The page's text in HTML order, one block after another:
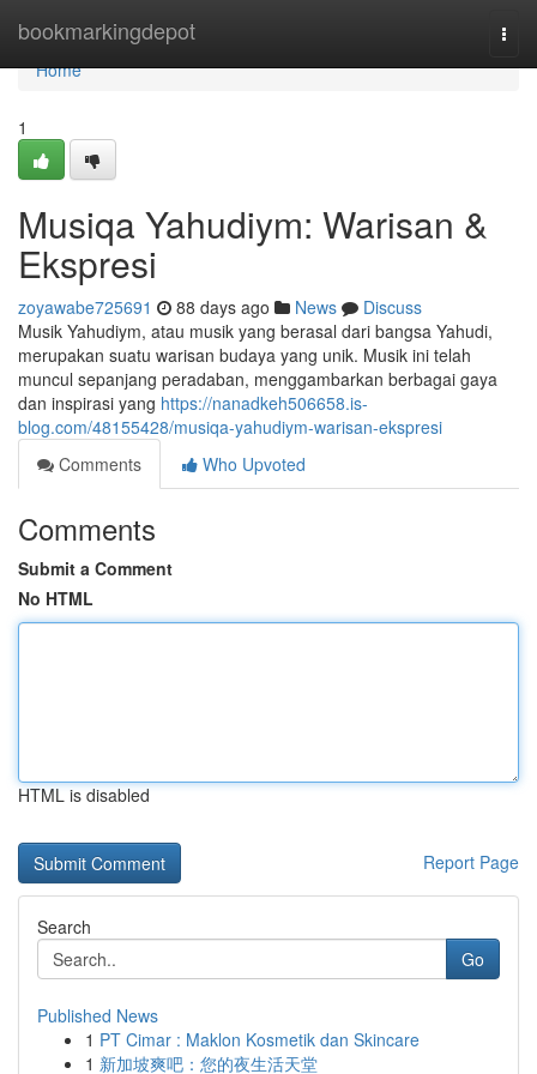
bookmarkingdepot
Home
Home
1
Musiqa Yahudiym: Warisan &
Ekspresi
zoyawabe725691 88 days ago News
Discuss
Musik Yahudiym, atau musik yang berasal dari bangsa Yahudi,
merupakan suatu warisan budaya yang unik. Musik ini telah
muncul sepanjang peradaban, menggambarkan berbagai gaya
dan inspirasi yang https://nanadkeh506658.is-
blog.com/48155428/musiqa-yahudiym-warisan-ekspresi
Comments
Who Upvoted
Comments
Submit a Comment
No HTML
HTML is disabled
Report Page
Search
Go
Published News
1 PT Cimar : Maklon Kosmetik dan Skincare
1 新加坡爽吧：您的夜生活天堂